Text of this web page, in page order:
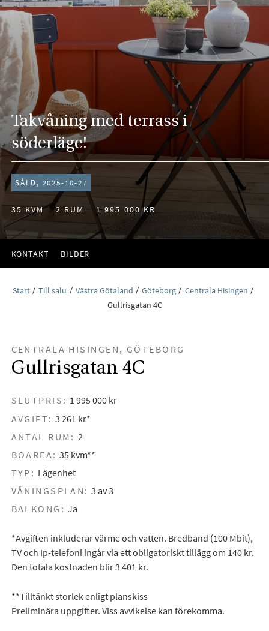
Takvåning med terrass i
söderläge!
SÅLD, 2025-10-27
35 KVM 2 RUM 1 995 000 KR
KONTAKT BILDER
Start Till salu Västra Götaland Göteborg
Centrala Hisingen
Gullrisgatan 4C
CENTRALA HISINGEN, GÖTEBORG
Gullrisgatan 4C
SLUTPRIS: 1 995 000 kr
AVGIFT: 3 261 kr*
ANTAL RUM: 2
BOAREA: 35 kvm**
TYP: Lägenhet
VÅNINGSPLAN: 3 av 3
BALKONG: Ja
*Avgiften inkluderar värme och vatten. Bredband (100 Mbit),
TV och Ip-telefoni ingår via ett obligatoriskt tillägg om 140 kr.
Den totala kostnaden blir 3 401 kr.
**Tilltänkt storlek enligt planskiss
Preliminära uppgifter. Viss avvikelse kan förekomma.